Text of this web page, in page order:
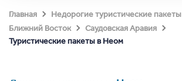
Главная
Недорогие туристические пакеты
Ближний Восток
Саудовская Аравия
Туристические пакеты в Неом